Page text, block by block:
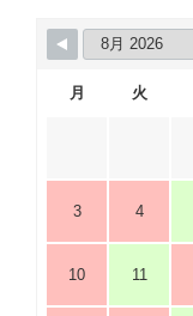
月 火
3 4
10 11